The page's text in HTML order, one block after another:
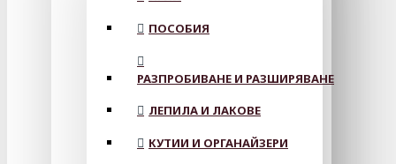
ПОСОБИЯ
РАЗПРОБИВАНЕ И РАЗШИРЯВАНЕ
ЛЕПИЛА И ЛАКОВЕ
КУТИИ И ОРГАНАЙЗЕРИ